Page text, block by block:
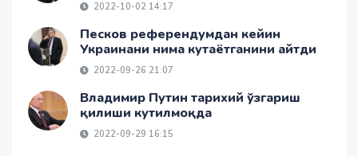
2022-10-02 14:17
Песков референдумдан кейин
Украинани нима кутаётганини айтди
2022-09-26 21:07
Владимир Путин тарихий ўзгариш
қилиши кутилмоқда
2022-09-29 16:15